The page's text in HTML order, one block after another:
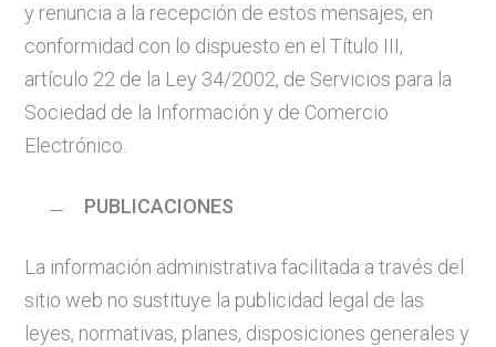
y renuncia a la recepción de estos mensajes, en
conformidad con lo dispuesto en el Título III,
artículo 22 de la Ley 34/2002, de Servicios para la
Sociedad de la Información y de Comercio
Electrónico.
PUBLICACIONES
La información administrativa facilitada a través del
sitio web no sustituye la publicidad legal de las
leyes, normativas, planes, disposiciones generales y